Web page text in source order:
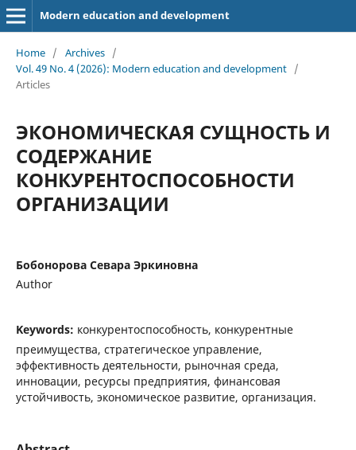
Modern education and development
Home / Archives /
Vol. 49 No. 4 (2026): Modern education and development /
Articles
ЭКОНОМИЧЕСКАЯ СУЩНОСТЬ И
СОДЕРЖАНИЕ
КОНКУРЕНТОСПОСОБНОСТИ
ОРГАНИЗАЦИИ
Бобонорова Севара Эркиновна
Author
Keywords: конкурентоспособность, конкурентные
преимущества, стратегическое управление,
эффективность деятельности, рыночная среда,
инновации, ресурсы предприятия, финансовая
устойчивость, экономическое развитие, организация.